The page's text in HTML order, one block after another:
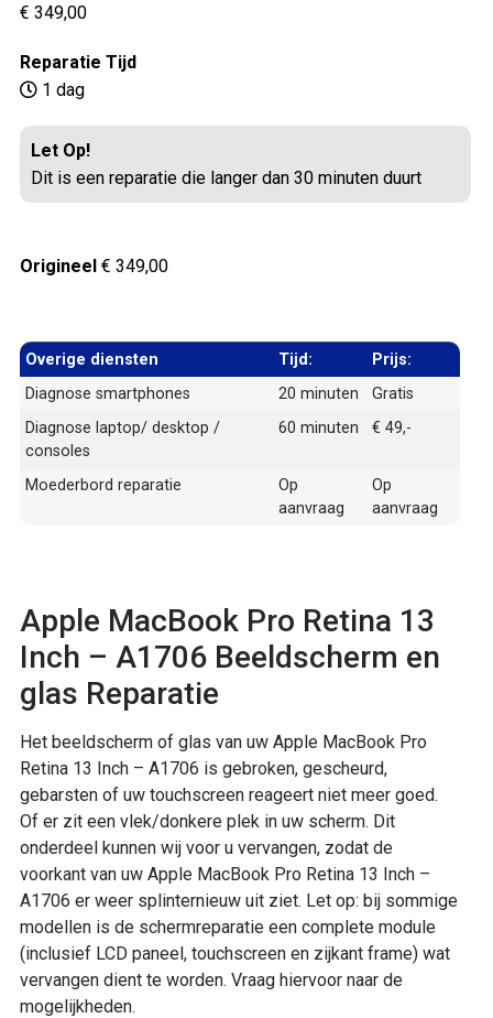
€ 349,00
Reparatie Tijd
1 dag
Let Op!
Dit is een reparatie die langer dan 30 minuten duurt
Origineel € 349,00
Overige diensten Tijd:
Prijs:
Diagnose smartphones
20 minuten
Gratis
Diagnose laptop/ desktop /
consoles
60 minuten € 49,-
Moederbord reparatie
Op
aanvraag
Op
aanvraag
Apple MacBook Pro Retina 13
Inch – A1706 Beeldscherm en
glas Reparatie
Het beeldscherm of glas van uw Apple MacBook Pro
Retina 13 Inch – A1706 is gebroken, gescheurd,
gebarsten of uw touchscreen reageert niet meer goed.
Of er zit een vlek/donkere plek in uw scherm. Dit
onderdeel kunnen wij voor u vervangen, zodat de
voorkant van uw Apple MacBook Pro Retina 13 Inch –
A1706 er weer splinternieuw uit ziet. Let op: bij sommige
modellen is de schermreparatie een complete module
(inclusief LCD paneel, touchscreen en zijkant frame) wat
vervangen dient te worden. Vraag hiervoor naar de
mogelijkheden.